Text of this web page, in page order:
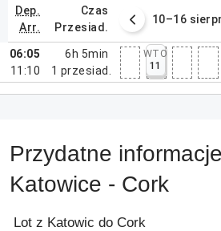
dep.
arr.
czas
przesiad.
sierpnia 2026 10–16
06:05
11:10
6h 5min
1 przesiad.
WTO
11
Przydatne
Katowice - Cork
Lot z Katowic do Cork